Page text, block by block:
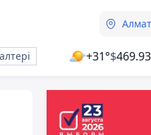
+31°$469.93